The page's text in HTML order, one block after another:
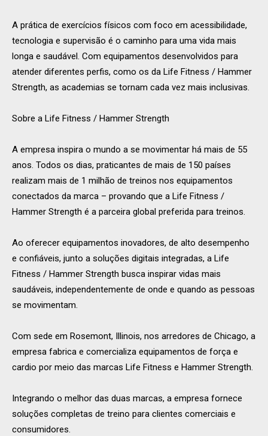
A prática de exercícios físicos com foco em acessibilidade,
tecnologia e supervisão é o caminho para uma vida mais
longa e saudável. Com equipamentos desenvolvidos para
atender diferentes perfis, como os da Life Fitness / Hammer
Strength, as academias se tornam cada vez mais inclusivas.
Sobre a Life Fitness / Hammer Strength
A empresa inspira o mundo a se movimentar há mais de 55
anos. Todos os dias, praticantes de mais de 150 países
realizam mais de 1 milhão de treinos nos equipamentos
conectados da marca – provando que a Life Fitness /
Hammer Strength é a parceira global preferida para treinos.
Ao oferecer equipamentos inovadores, de alto desempenho
e confiáveis, junto a soluções digitais integradas, a Life
Fitness / Hammer Strength busca inspirar vidas mais
saudáveis, independentemente de onde e quando as pessoas
se movimentam.
Com sede em Rosemont, Illinois, nos arredores de Chicago, a
empresa fabrica e comercializa equipamentos de força e
cardio por meio das marcas Life Fitness e Hammer Strength.
Integrando o melhor das duas marcas, a empresa fornece
soluções completas de treino para clientes comerciais e
consumidores.